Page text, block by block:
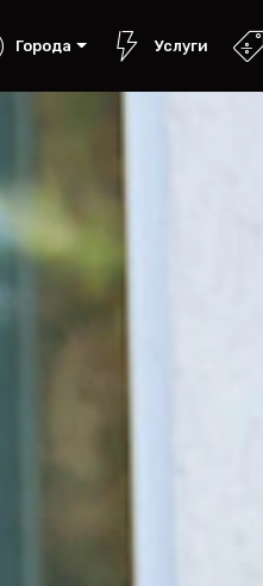
Города Услуги